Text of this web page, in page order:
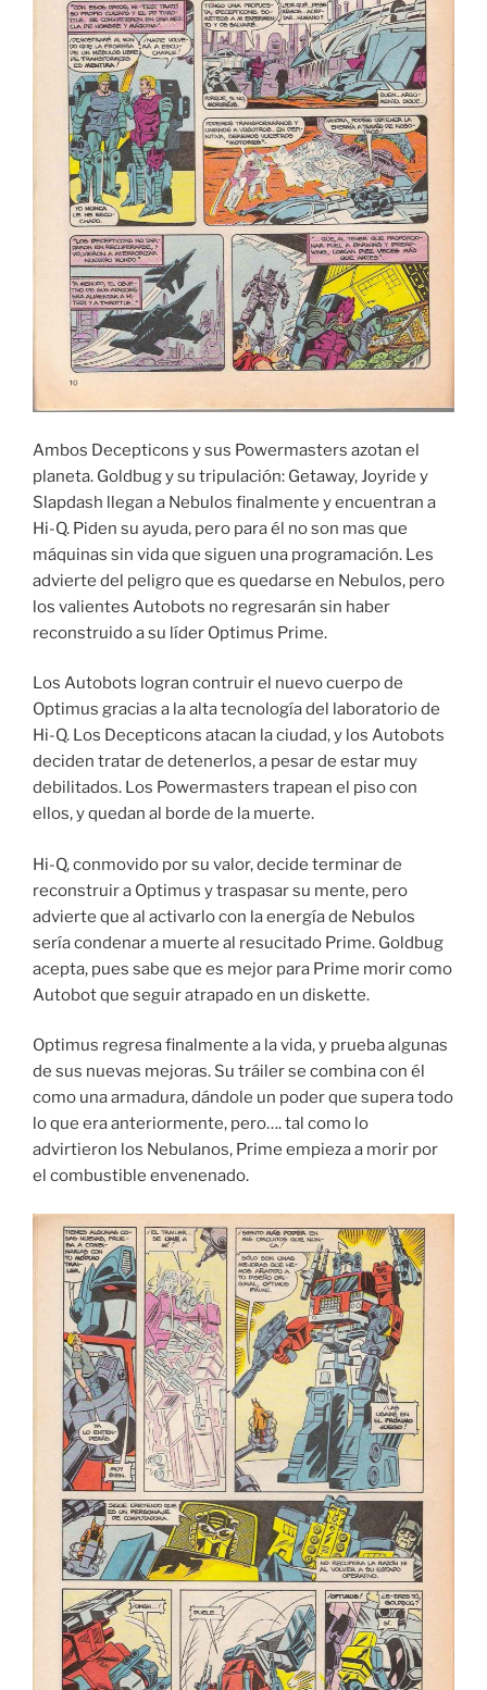
Ambos Decepticons y sus Powermasters azotan el
planeta. Goldbug y su tripulación: Getaway, Joyride y
Slapdash llegan a Nebulos finalmente y encuentran a
Hi-Q. Piden su ayuda, pero para él no son mas que
máquinas sin vida que siguen una programación. Les
advierte del peligro que es quedarse en Nebulos, pero
los valientes Autobots no regresarán sin haber
reconstruido a su líder Optimus Prime.
Los Autobots logran contruir el nuevo cuerpo de
Optimus gracias a la alta tecnología del laboratorio de
Hi-Q. Los Decepticons atacan la ciudad, y los Autobots
deciden tratar de detenerlos, a pesar de estar muy
debilitados. Los Powermasters trapean el piso con
ellos, y quedan al borde de la muerte.
Hi-Q, conmovido por su valor, decide terminar de
reconstruir a Optimus y traspasar su mente, pero
advierte que al activarlo con la energía de Nebulos
sería condenar a muerte al resucitado Prime. Goldbug
acepta, pues sabe que es mejor para Prime morir como
Autobot que seguir atrapado en un diskette.
Optimus regresa finalmente a la vida, y prueba algunas
de sus nuevas mejoras. Su tráiler se combina con él
como una armadura, dándole un poder que supera todo
lo que era anteriormente, pero…. tal como lo
advirtieron los Nebulanos, Prime empieza a morir por
el combustible envenenado.